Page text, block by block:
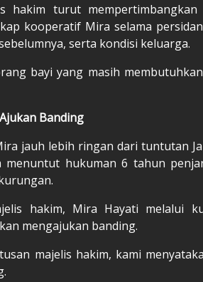
hakim turut
kooperatif Mira selama
serta kondisi keluarga.
bayi yang masih
Banding
jauh lebih ringan dari tuntutan
menuntut hukuman 6 tahun
hakim, Mira Hayati melalui
mengajukan banding.
majelis hakim, kami